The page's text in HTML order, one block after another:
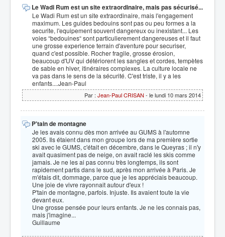
Le Wadi Rum est un site extraordinaire, mais pas sécurisé...
Le Wadi Rum est un site extraordinaire, mais l'engagement
maximum. Les guides bedouins sont pas ou peu formes a la
securite, l'equipement souvent dangereux ou inexistant... Les
voies “bedouines“ sont particulierement dangereuses et il faut
une grosse experience terrain d'aventure pour securiser,
quand c'est possible. Rocher fragile, grosse érosion,
beaucoup d'UV qui détériorent les sangles et cordes, tempètes
de sable en hiver, itinéraires complexes. La culture locale ne
va pas dans le sens de la sécurité. C'est triste, il y a les
enfants....Jean-Paul
Par : Jean-Paul CRISAN - le lundi 10 mars 2014
P'tain de montagne
Je les avais connu dès mon arrivée au GUMS à l'automne
2005. Ils étaient dans mon groupe lors de ma première sortie
ski avec le GUMS, c'était en décembre, dans le Queyras ; il n'y
avait quasiment pas de neige, on avait raclé les skis comme
jamais. Je ne les ai pas connu très longtemps, ils sont
rapidement partis dans le sud, après mon arrivée à Paris. Je
m'étais dit, dommage, parce que je les appréciais beaucoup.
Une joie de vivre rayonnait autour d'eux !
P'tain de montagne, parfois. Injuste. Ils avaient toute la vie
devant eux.
Une grosse pensée pour leurs enfants. Je ne les connais pas,
mais j'imagine...
Guillaume